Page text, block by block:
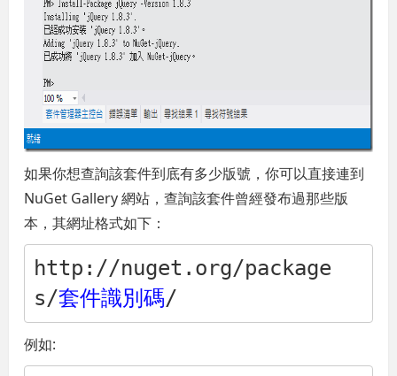
如果你想查詢該套件到底有多少版號，你可以直接連到
NuGet Gallery 網站，查詢該套件曾經發布過那些版
本，其網址格式如下：
http://nuget.org/package
s/套件識別碼/
例如: